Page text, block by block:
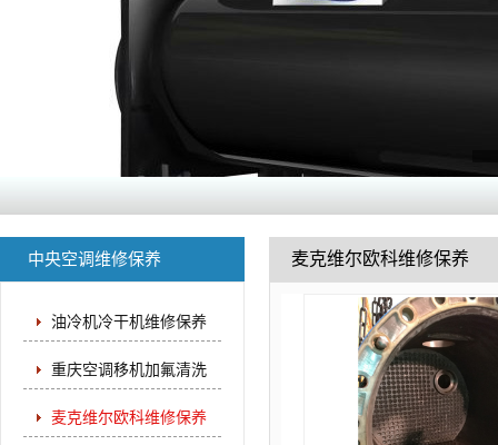
中央空调维修保养
油冷机冷干机维修保养
重庆空调移机加氟清洗
麦克维尔欧科维修保养
麦克维尔欧科维修保养